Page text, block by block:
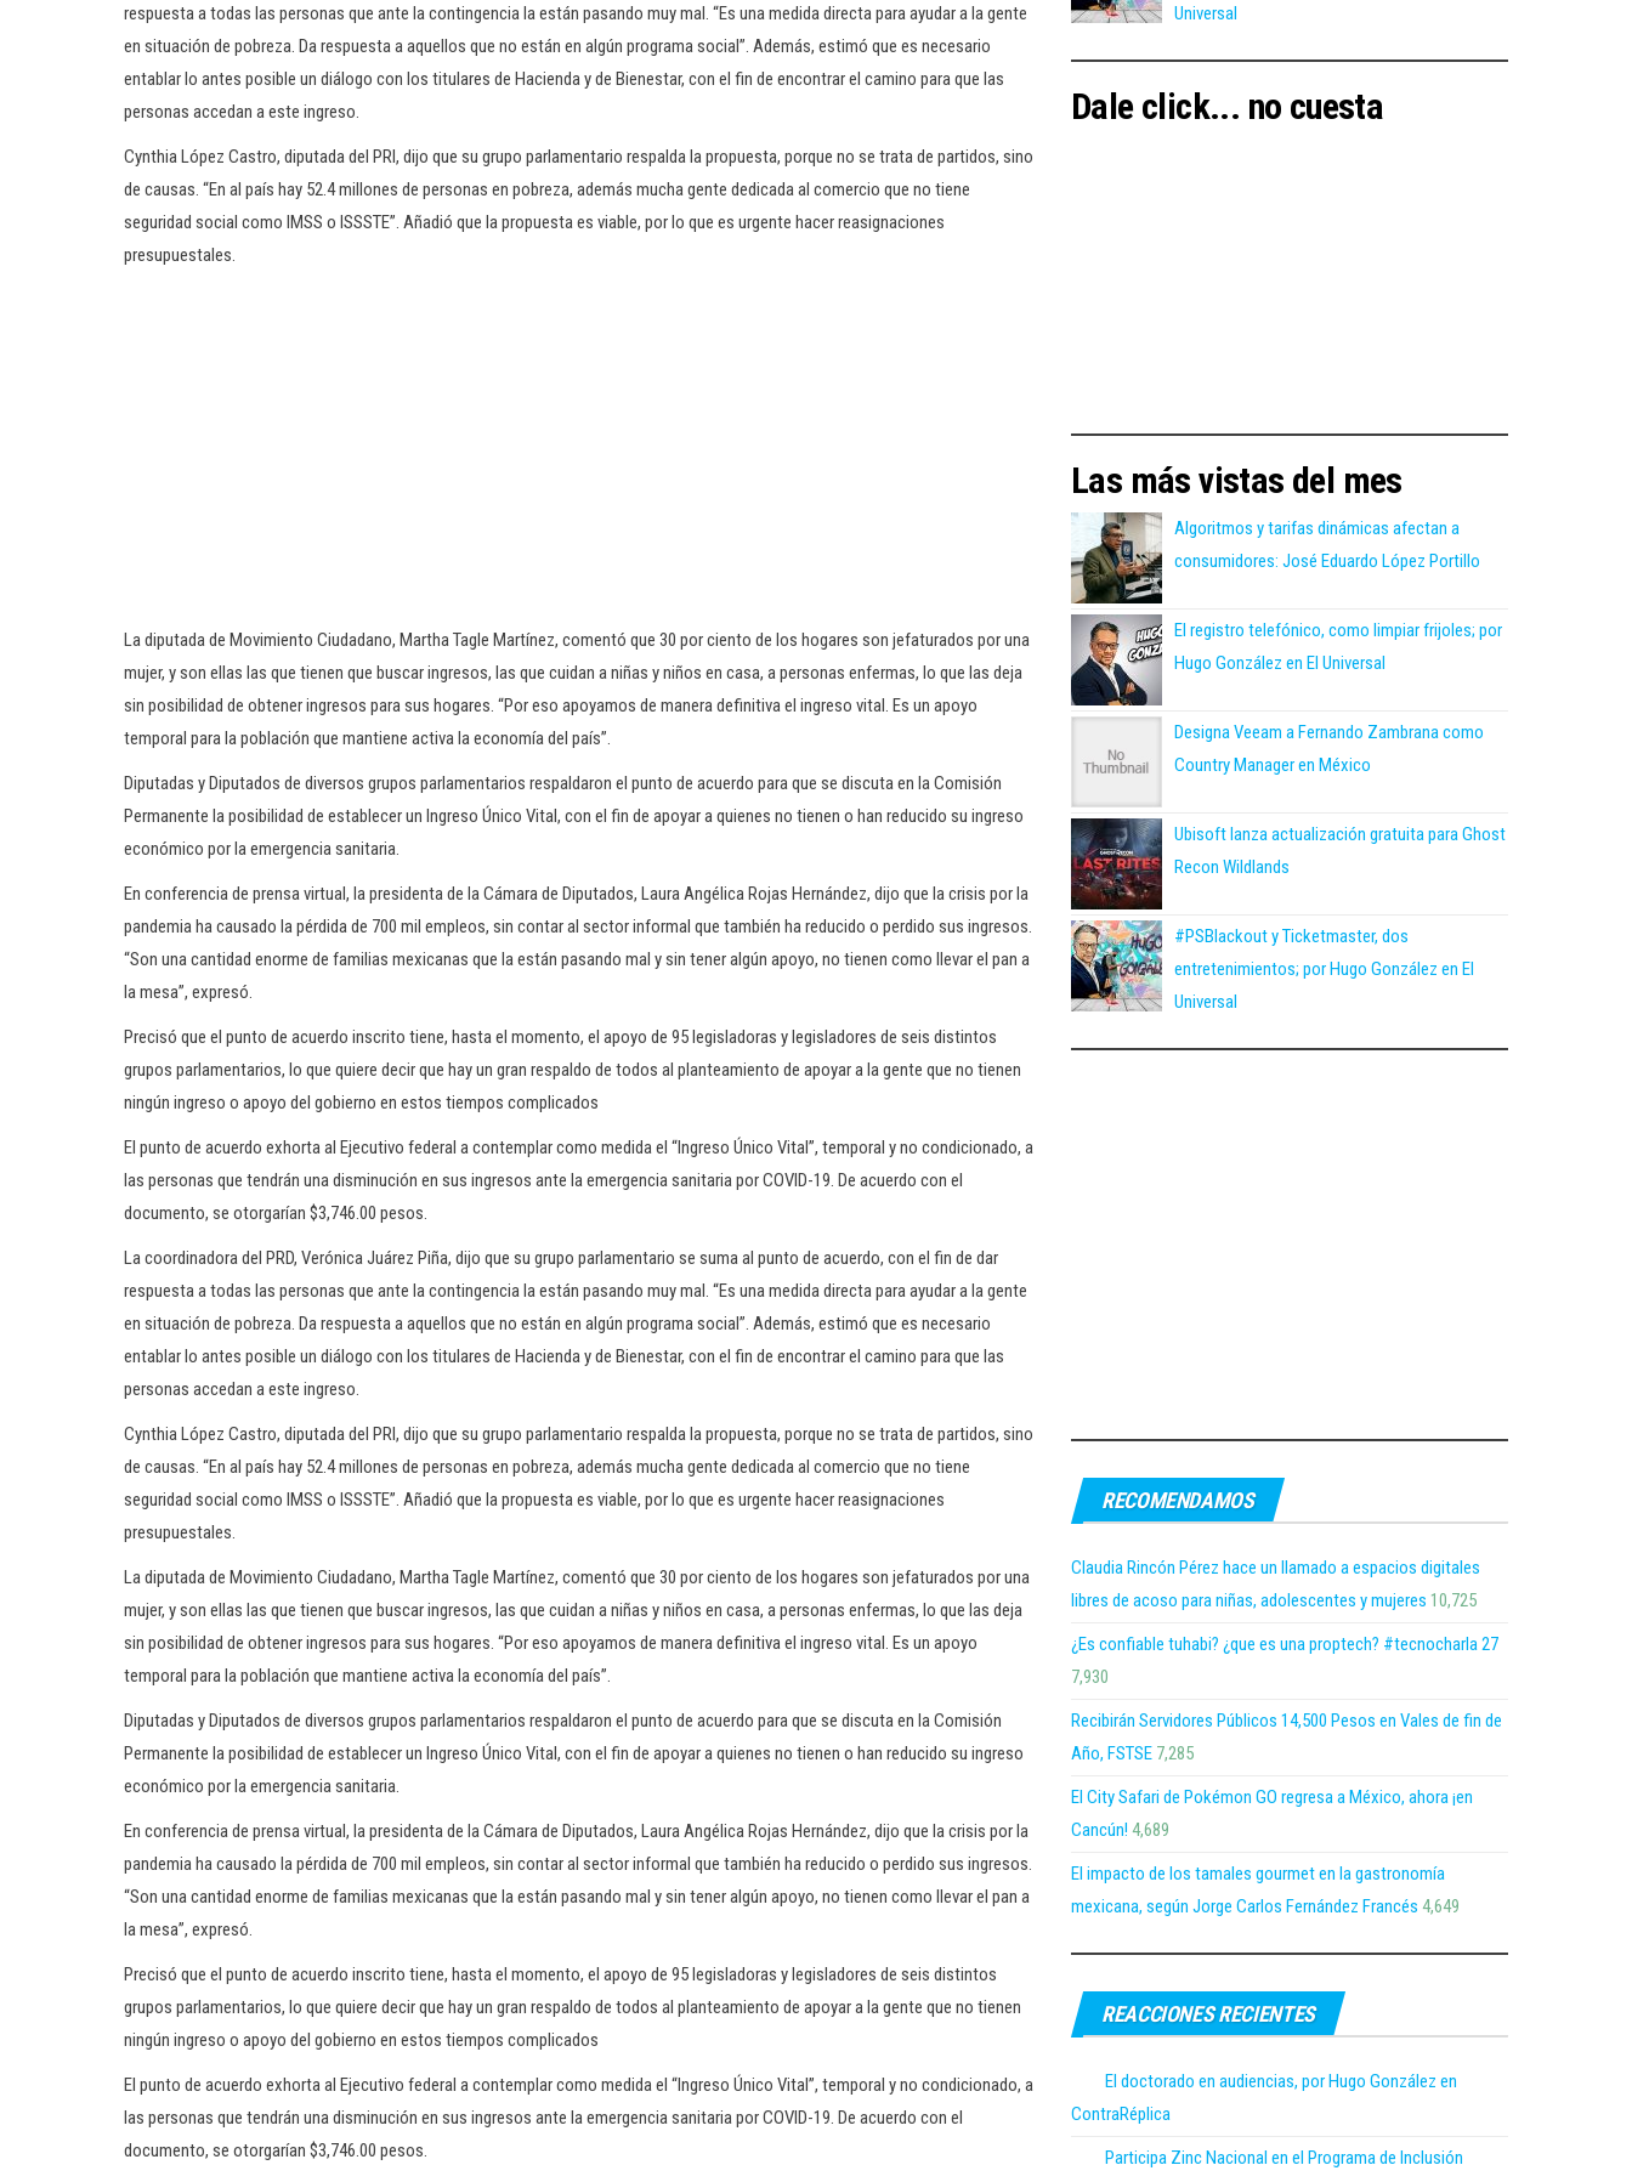
respuesta a todas las personas que ante la contingencia la están pasando muy mal. “Es una medida directa para ayudar a la gente
en situación de pobreza. Da respuesta a aquellos que no están en algún programa social”. Además, estimó que es necesario
entablar lo antes posible un diálogo con los titulares de Hacienda y de Bienestar, con el fin de encontrar el camino para que las
personas accedan a este ingreso.
Cynthia López Castro, diputada del PRI, dijo que su grupo parlamentario respalda la propuesta, porque no se trata de partidos, sino
de causas. “En al país hay 52.4 millones de personas en pobreza, además mucha gente dedicada al comercio que no tiene
seguridad social como IMSS o ISSSTE”. Añadió que la propuesta es viable, por lo que es urgente hacer reasignaciones
presupuestales.
La diputada de Movimiento Ciudadano, Martha Tagle Martínez, comentó que 30 por ciento de los hogares son jefaturados por una
mujer, y son ellas las que tienen que buscar ingresos, las que cuidan a niñas y niños en casa, a personas enfermas, lo que las deja
sin posibilidad de obtener ingresos para sus hogares. “Por eso apoyamos de manera definitiva el ingreso vital. Es un apoyo
temporal para la población que mantiene activa la economía del país”.
Diputadas y Diputados de diversos grupos parlamentarios respaldaron el punto de acuerdo para que se discuta en la Comisión
Permanente la posibilidad de establecer un Ingreso Único Vital, con el fin de apoyar a quienes no tienen o han reducido su ingreso
económico por la emergencia sanitaria.
En conferencia de prensa virtual, la presidenta de la Cámara de Diputados, Laura Angélica Rojas Hernández, dijo que la crisis por la
pandemia ha causado la pérdida de 700 mil empleos, sin contar al sector informal que también ha reducido o perdido sus ingresos.
“Son una cantidad enorme de familias mexicanas que la están pasando mal y sin tener algún apoyo, no tienen como llevar el pan a
la mesa”, expresó.
Precisó que el punto de acuerdo inscrito tiene, hasta el momento, el apoyo de 95 legisladoras y legisladores de seis distintos
grupos parlamentarios, lo que quiere decir que hay un gran respaldo de todos al planteamiento de apoyar a la gente que no tienen
ningún ingreso o apoyo del gobierno en estos tiempos complicados
El punto de acuerdo exhorta al Ejecutivo federal a contemplar como medida el “Ingreso Único Vital”, temporal y no condicionado, a
las personas que tendrán una disminución en sus ingresos ante la emergencia sanitaria por COVID-19. De acuerdo con el
documento, se otorgarían $3,746.00 pesos.
La coordinadora del PRD, Verónica Juárez Piña, dijo que su grupo parlamentario se suma al punto de acuerdo, con el fin de dar
respuesta a todas las personas que ante la contingencia la están pasando muy mal. “Es una medida directa para ayudar a la gente
en situación de pobreza. Da respuesta a aquellos que no están en algún programa social”. Además, estimó que es necesario
entablar lo antes posible un diálogo con los titulares de Hacienda y de Bienestar, con el fin de encontrar el camino para que las
personas accedan a este ingreso.
Cynthia López Castro, diputada del PRI, dijo que su grupo parlamentario respalda la propuesta, porque no se trata de partidos, sino
de causas. “En al país hay 52.4 millones de personas en pobreza, además mucha gente dedicada al comercio que no tiene
seguridad social como IMSS o ISSSTE”. Añadió que la propuesta es viable, por lo que es urgente hacer reasignaciones
presupuestales.
La diputada de Movimiento Ciudadano, Martha Tagle Martínez, comentó que 30 por ciento de los hogares son jefaturados por una
mujer, y son ellas las que tienen que buscar ingresos, las que cuidan a niñas y niños en casa, a personas enfermas, lo que las deja
sin posibilidad de obtener ingresos para sus hogares. “Por eso apoyamos de manera definitiva el ingreso vital. Es un apoyo
temporal para la población que mantiene activa la economía del país”.
Diputadas y Diputados de diversos grupos parlamentarios respaldaron el punto de acuerdo para que se discuta en la Comisión
Permanente la posibilidad de establecer un Ingreso Único Vital, con el fin de apoyar a quienes no tienen o han reducido su ingreso
económico por la emergencia sanitaria.
En conferencia de prensa virtual, la presidenta de la Cámara de Diputados, Laura Angélica Rojas Hernández, dijo que la crisis por la
pandemia ha causado la pérdida de 700 mil empleos, sin contar al sector informal que también ha reducido o perdido sus ingresos.
“Son una cantidad enorme de familias mexicanas que la están pasando mal y sin tener algún apoyo, no tienen como llevar el pan a
la mesa”, expresó.
Precisó que el punto de acuerdo inscrito tiene, hasta el momento, el apoyo de 95 legisladoras y legisladores de seis distintos
grupos parlamentarios, lo que quiere decir que hay un gran respaldo de todos al planteamiento de apoyar a la gente que no tienen
ningún ingreso o apoyo del gobierno en estos tiempos complicados
El punto de acuerdo exhorta al Ejecutivo federal a contemplar como medida el “Ingreso Único Vital”, temporal y no condicionado, a
las personas que tendrán una disminución en sus ingresos ante la emergencia sanitaria por COVID-19. De acuerdo con el
documento, se otorgarían $3,746.00 pesos.
Universal
Dale click... no cuesta
Las más vistas del mes
Algoritmos y tarifas dinámicas afectan a
consumidores: José Eduardo López Portillo
El registro telefónico, como limpiar frijoles; por
Hugo González en El Universal
Designa Veeam a Fernando Zambrana como
Country Manager en México
Ubisoft lanza actualización gratuita para Ghost
Recon Wildlands
#PSBlackout y Ticketmaster, dos
entretenimientos; por Hugo González en El
Universal
RECOMENDAMOS
Claudia Rincón Pérez hace un llamado a espacios digitales
libres de acoso para niñas, adolescentes y mujeres 10,725
¿Es confiable tuhabi? ¿que es una proptech? #tecnocharla 27
7,930
Recibirán Servidores Públicos 14,500 Pesos en Vales de fin de
Año, FSTSE 7,285
El City Safari de Pokémon GO regresa a México, ahora ¡en
Cancún! 4,689
El impacto de los tamales gourmet en la gastronomía
mexicana, según Jorge Carlos Fernández Francés 4,649
REACCIONES RECIENTES
El doctorado en audiencias, por Hugo González en
ContraRéplica
Participa Zinc Nacional en el Programa de Inclusión